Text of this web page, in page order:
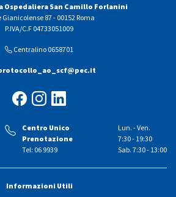
Ospedaliera San Camillo Forlanini
Gianicolense 87 - 00152 Roma
P.IVA/C.F 04733051009
Centralino 0658701
Centro Unico
Prenotazione
Tel: 06 9939
Lun. - Ven.
7:30 - 19:30
Sab. 7:30 - 13:00
Informazioni Utili